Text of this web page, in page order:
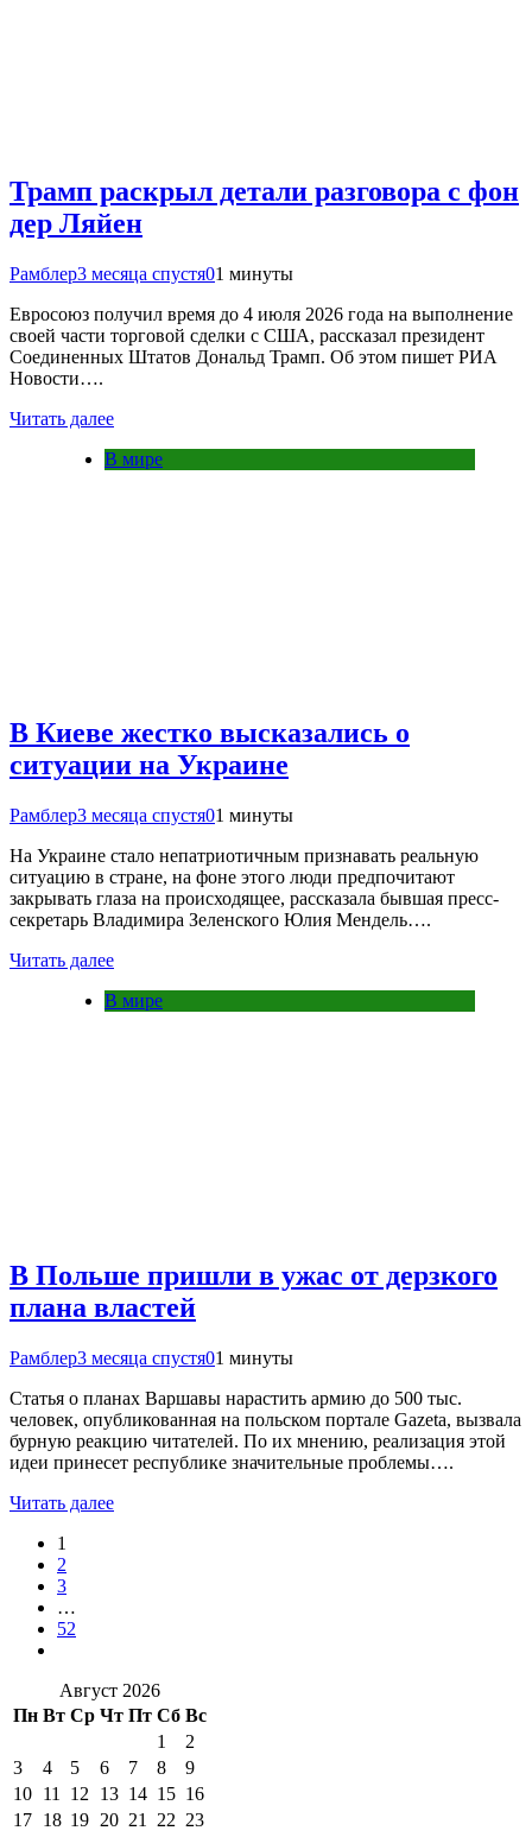
Трамп раскрыл детали разговора с фон
дер Ляйен
Рамблер3 месяца спустя01 минуты
Евросоюз получил время до 4 июля 2026 года на выполнение
своей части торговой сделки с США, рассказал президент
Соединенных Штатов Дональд Трамп. Об этом пишет РИА
Новости….
Читать далее
В мире
В Киеве жестко высказались о
ситуации на Украине
Рамблер3 месяца спустя01 минуты
На Украине стало непатриотичным признавать реальную
ситуацию в стране, на фоне этого люди предпочитают
закрывать глаза на происходящее, рассказала бывшая пресс-
секретарь Владимира Зеленского Юлия Мендель….
Читать далее
В мире
В Польше пришли в ужас от дерзкого
плана властей
Рамблер3 месяца спустя01 минуты
Статья о планах Варшавы нарастить армию до 500 тыс.
человек, опубликованная на польском портале Gazeta, вызвала
бурную реакцию читателей. По их мнению, реализация этой
идеи принесет республике значительные проблемы….
Читать далее
1
2
3
…
52
Август 2026
Пн Вт Ср Чт Пт Сб Вс
1
2
3
4 5 6 7 8
9
10 11 12 13 14 15 16
17 18 19 20 21 22 23